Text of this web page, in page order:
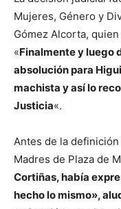
Mujeres, Género y
Gómez Alcorta,
«Finalmente y luego
absolución para
machista y así lo
Justicia«.
Antes de la
Madres de Plaza de
Cortiñas, había
hecho lo mismo»,